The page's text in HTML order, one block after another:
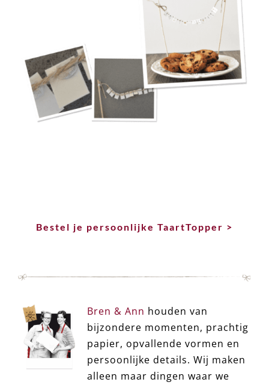
Bestel je persoonlijke TaartTopper >
Bren & Ann houden van
bijzondere momenten, prachtig
papier, opvallende vormen en
persoonlijke details. Wij maken
alleen maar dingen waar we